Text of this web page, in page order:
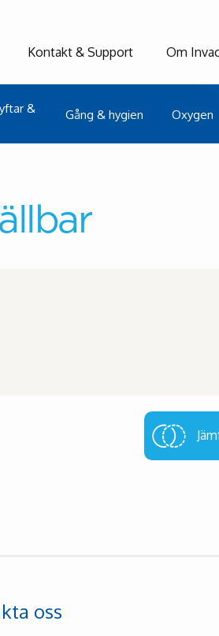
&
Gång & hygien Oxygen
Kontakt & Support Om
oss